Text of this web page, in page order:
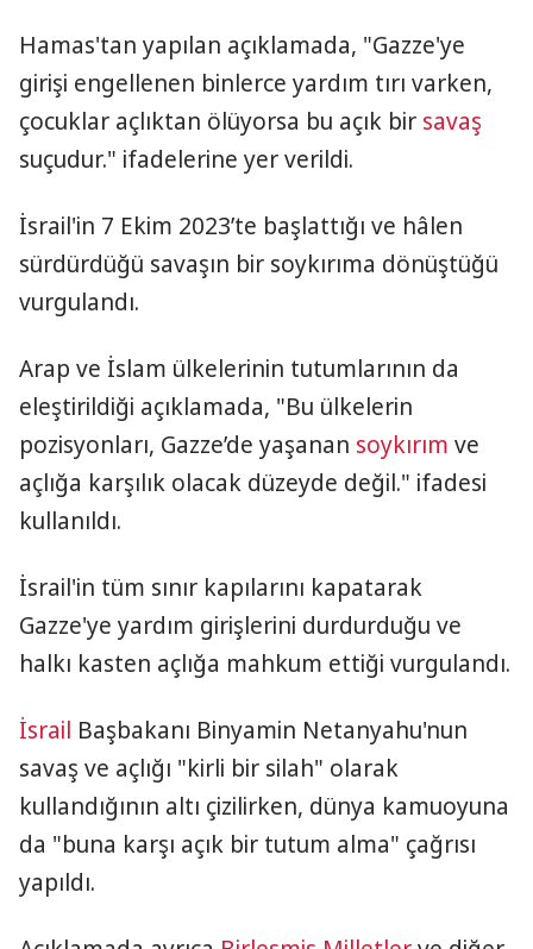
Hamas'tan yapılan açıklamada, "Gazze'ye
girişi engellenen binlerce yardım tırı varken,
çocuklar açlıktan ölüyorsa bu açık bir savaş
suçudur." ifadelerine yer verildi.
İsrail'in 7 Ekim 2023’te başlattığı ve hâlen
sürdürdüğü savaşın bir soykırıma dönüştüğü
vurgulandı.
Arap ve İslam ülkelerinin tutumlarının da
eleştirildiği açıklamada, "Bu ülkelerin
pozisyonları, Gazze’de yaşanan soykırım ve
açlığa karşılık olacak düzeyde değil." ifadesi
kullanıldı.
İsrail'in tüm sınır kapılarını kapatarak
Gazze'ye yardım girişlerini durdurduğu ve
halkı kasten açlığa mahkum ettiği vurgulandı.
İsrail Başbakanı Binyamin Netanyahu'nun
savaş ve açlığı "kirli bir silah" olarak
kullandığının altı çizilirken, dünya kamuoyuna
da "buna karşı açık bir tutum alma" çağrısı
yapıldı.